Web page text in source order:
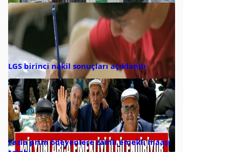
LGS birinci nakil sonuçları açıklandı
Fazla prim ödeyenlere zamlı emekli maaşı